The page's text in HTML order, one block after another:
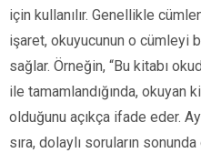
için kullanılır. Genellikle
işaret, okuyucunun o cümleyi
sağlar. Örneğin, “Bu kitabı
ile tamamlandığında, okuyan
olduğunu açıkça ifade eder.
sıra, dolaylı soruların